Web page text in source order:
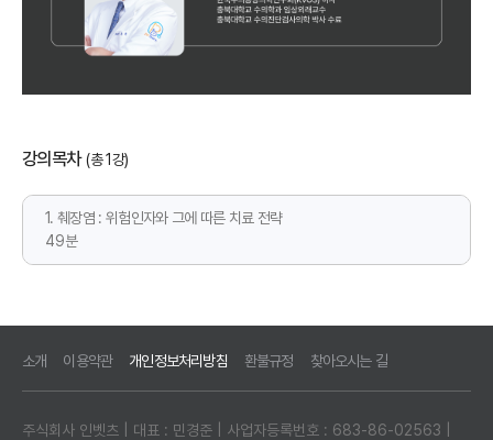
강의목차 (총 1강)
1. 췌장염 : 위험인자와 그에 따른 치료 전략
49분
소개 이용약관 개인정보처리방침 환불규정 찾아오시는 길
주식회사 인벳츠 | 대표 : 민경준 | 사업자등록번호 : 683-86-02563 |